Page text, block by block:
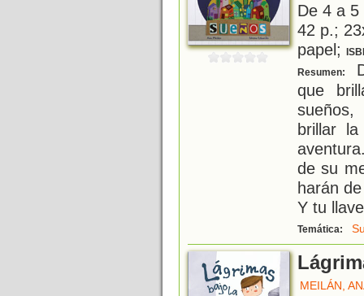
De 4 a
42 p.;
papel;
Resumen:
que
brillar
de su
harán
Y tu
Temática:
MEILÁN,